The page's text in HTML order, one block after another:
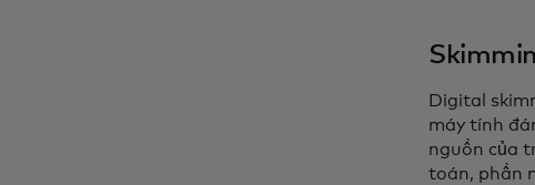
Digital
máy tính
nguồn của
toán, phần